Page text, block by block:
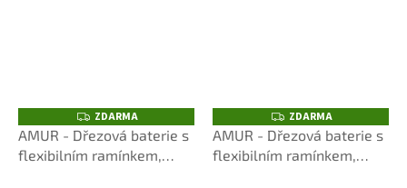
Z
D
A
R
ZDARMA
AMUR - Dřezová baterie s
flexibilním ramínkem,
Z
D
A
R
ZDARMA
AMUR - Dřezová baterie s
flexibilním ramínkem,